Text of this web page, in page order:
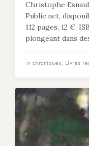
Christophe
Publie.net,
112 pages, 12 €,
plongeant dans
in chroniques, Livres